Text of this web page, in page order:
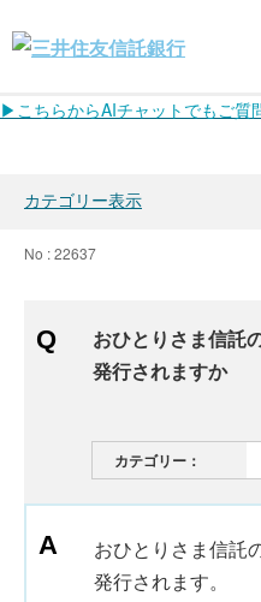
▶こちらからAIチャットでもご質
カテゴリー表示
No : 22637
おひとりさま信託
発行されますか
カテゴリー：
おひとりさま信託
発行されます。